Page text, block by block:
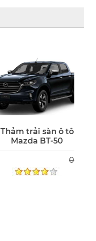
Thảm trải sàn ô tô
Mazda BT-50
0